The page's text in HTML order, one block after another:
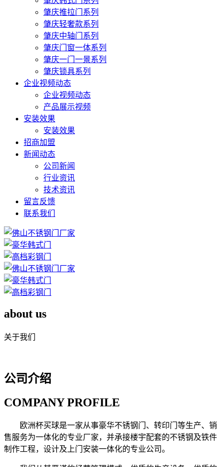
肇庆推拉门系列
肇庆轻奢款系列
肇庆中轴门系列
肇庆门窗一体系列
肇庆一门一景系列
肇庆锁具系列
企业视频动态
企业视频动态
产品展示视频
安装效果
安装效果
招商加盟
新闻动态
公司新闻
行业资讯
技术资讯
留言反馈
联系我们
about us
关于我们
公司介绍
COMPANY PROFILE
欧洲杯买球是一家从事豪华不锈钢门、转印门等生产、销
售服务为一体化的专业厂家，并承接楼宇配套的不锈钢及铁件
制作工程，设计及上门安装一体化的专业公司。